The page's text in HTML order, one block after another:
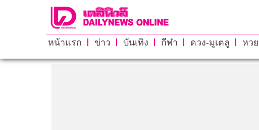
หน้าแรก ข่าว บันเทิง กีฬา ดวง-มูเตลู หวย